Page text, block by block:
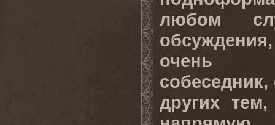
любом
очень
других